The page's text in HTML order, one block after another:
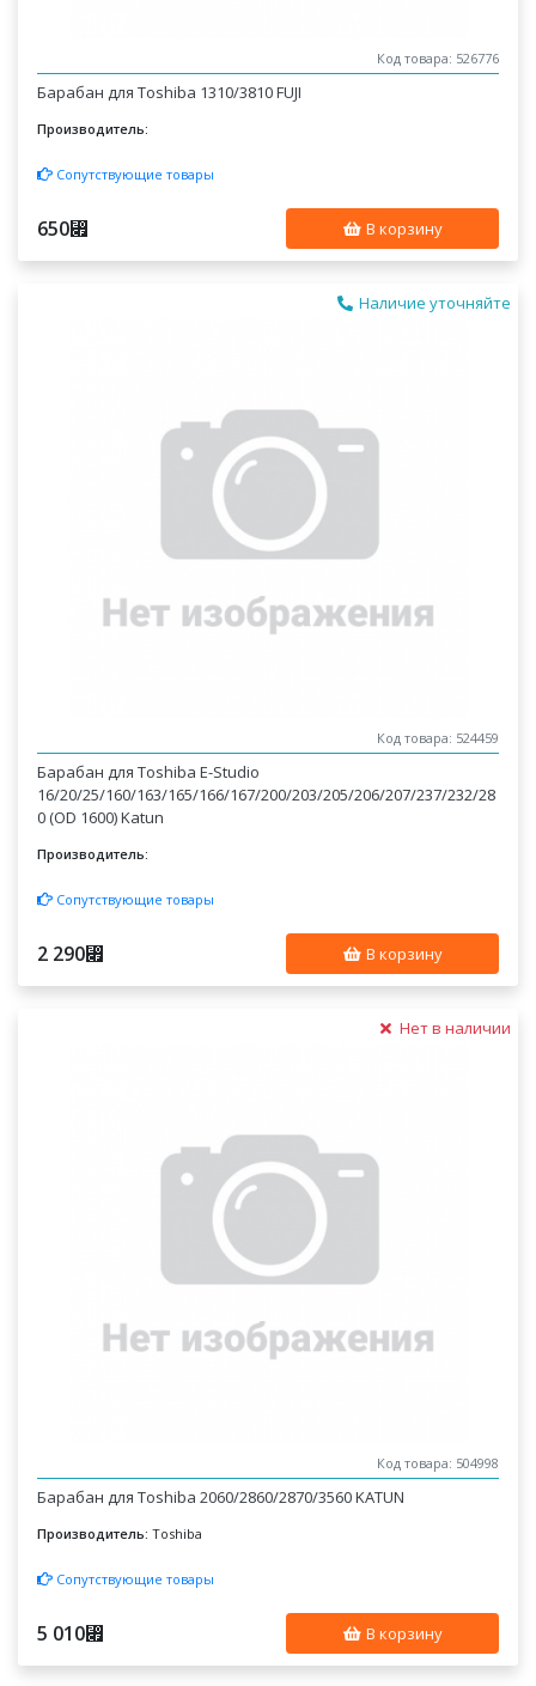
Код товара: 526776
Барабан для Toshiba 1310/3810 FUJI
Производитель:
Сопутствующие товары
650⃏ В корзину
Наличие уточняйте
Код товара: 524459
Барабан для Toshiba E-Studio
16/20/25/160/163/165/166/167/200/203/205/206/207/237/232/28
0 (OD 1600) Katun
Производитель:
Сопутствующие товары
2 290⃏ В корзину
Нет в наличии
Код товара: 504998
Барабан для Toshiba 2060/2860/2870/3560 KATUN
Производитель: Toshiba
Сопутствующие товары
5 010⃏ В корзину